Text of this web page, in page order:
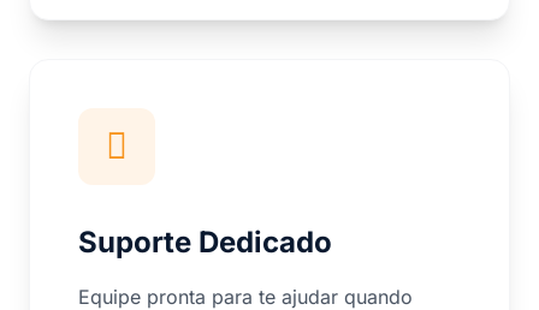
Suporte Dedicado
Equipe pronta para te ajudar quando